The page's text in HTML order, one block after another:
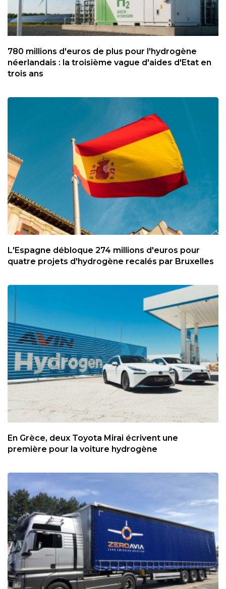
780 millions d'euros de plus pour l'hydrogène
néerlandais : la troisième vague d'aides d'Etat en
trois ans
L'Espagne débloque 274 millions d'euros pour
quatre projets d'hydrogène recalés par Bruxelles
En Grèce, deux Toyota Mirai écrivent une
première pour la voiture hydrogène